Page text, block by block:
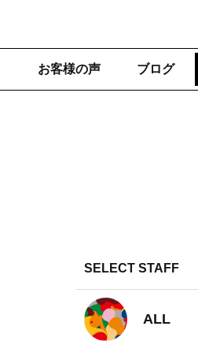
お客様の声 ブログ
SELECT STAFF
ALL